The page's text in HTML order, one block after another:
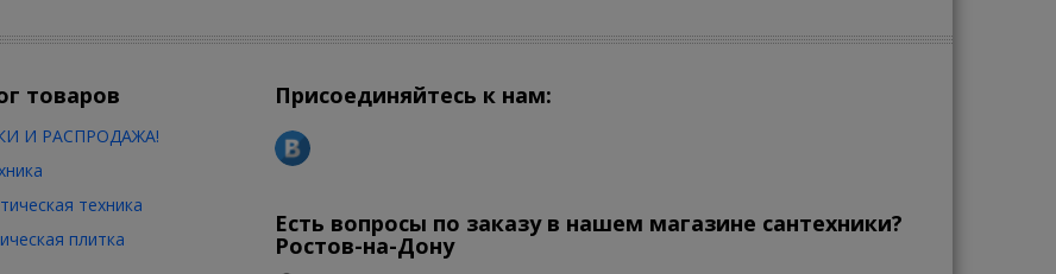
товаров
И РАСПРОДАЖА!
техника
плитка
Присоединяйтесь к нам:
Есть вопросы по заказу в нашем магазине сантехники?
Ростов-на-Дону